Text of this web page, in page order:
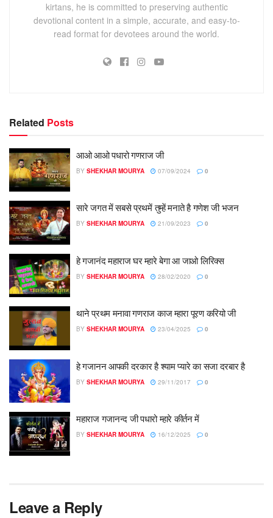
kirtans, he is committed to preserving authentic
devotional content in a simple, accurate, and easy-to-
read format for devotees around the world.
Related Posts
आओ आओ पधारो गणराज जी
BY SHEKHAR MOURYA 07/09/2024 0
सारे जगत में सबसे प्रथमें तुम्हें मनाते है गणेश जी भजन
BY SHEKHAR MOURYA 21/09/2023 0
हे गजानंद महाराज घर म्हारे बेगा आ जाओ लिरिक्स
BY SHEKHAR MOURYA 28/02/2020 0
थाने प्रथम मनावा गणराज काज म्हारा पूरण करियो जी
BY SHEKHAR MOURYA 23/04/2025 0
हे गजानन आपकी दरकार है श्याम प्यारे का सजा दरबार है
BY SHEKHAR MOURYA 29/11/2017 0
महाराज गजानन्द जी पधारो म्हारे कीर्तन में
BY SHEKHAR MOURYA 16/12/2025 0
Leave a Reply